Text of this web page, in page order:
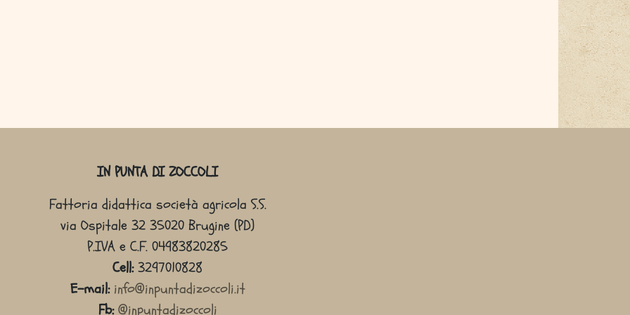
IN PUNTA DI ZOCCOLI
Fattoria didattica società agricola S.S.
via Ospitale 32 35020 Brugine (PD)
P.IVA e C.F. 04983820285
Cell:3297010828
E-mail: info@inpuntadizoccoli.it
Fb:@inpuntadizoccoli